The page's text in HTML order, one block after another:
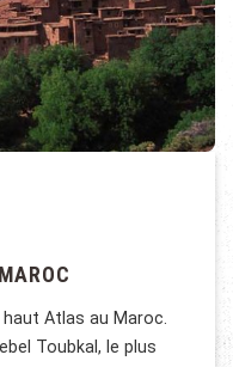
Atlas au Maroc.
Toubkal, le plus